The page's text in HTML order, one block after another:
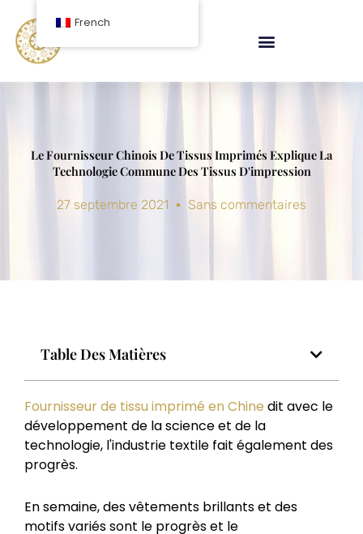
contenu
Le Fournisseur Chinois De Tissus Imprimés Explique La
Technologie Commune Des Tissus D'impression
27 septembre 2021 Sans commentaires
Table Des Matières
Fournisseur de tissu imprimé en Chine dit avec le
développement de la science et de la
technologie, l'industrie textile fait également des
progrès.
En semaine, des vêtements brillants et des
motifs variés sont le progrès et le
French